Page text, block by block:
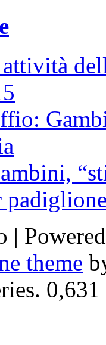
|
theme
0,631